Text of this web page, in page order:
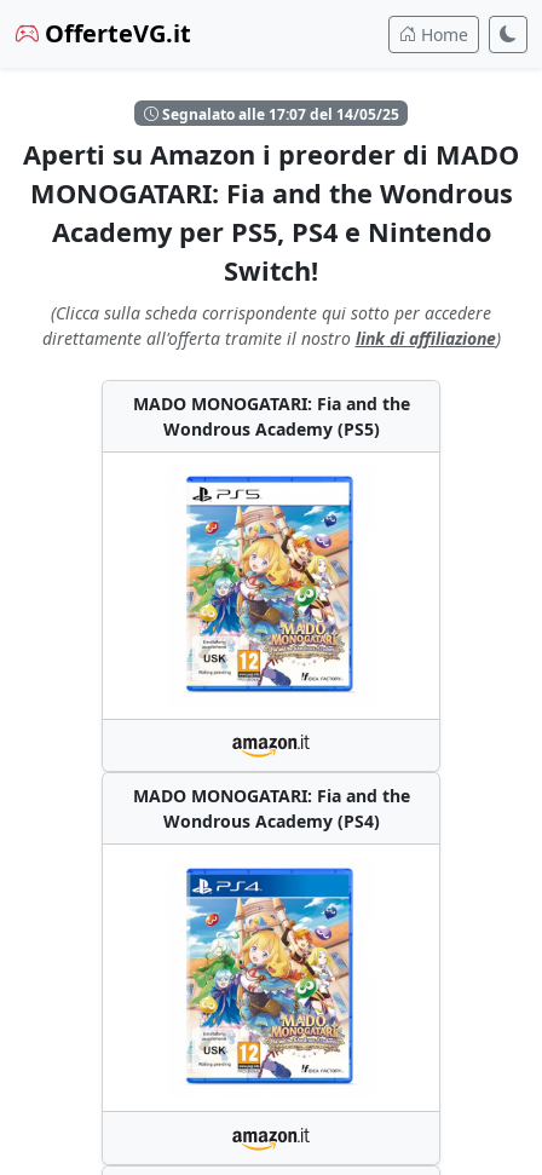
OfferteVG.it Home
Segnalato alle 17:07 del 14/05/25
Aperti su Amazon i preorder di MADO
MONOGATARI: Fia and the Wondrous
Academy per PS5, PS4 e Nintendo
Switch!
(Clicca sulla scheda corrispondente qui sotto per accedere
direttamente all'offerta tramite il nostro link di affiliazione)
MADO MONOGATARI: Fia and the
Wondrous Academy (PS5)
MADO MONOGATARI: Fia and the
Wondrous Academy (PS4)